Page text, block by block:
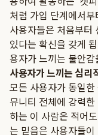
처럼 가입 단계에서
사용자들은 처음부터
있다는 확신을 갖게
용자가 느끼는 불안
사용자가 느끼는 심리
모든 사용자가 동일한
뮤니티 전체에 강력
하는 이 사람은 적어
는 믿음은 사용자들